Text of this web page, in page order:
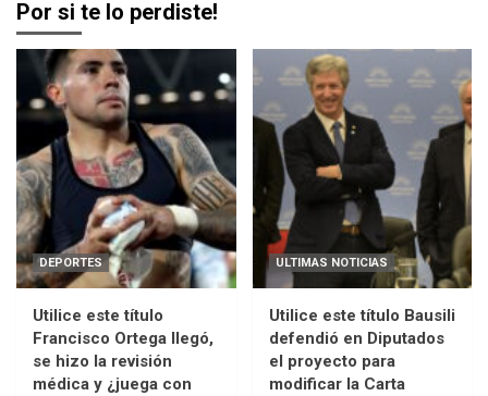
Por si te lo perdiste!
DEPORTES
Utilice este título
Francisco Ortega llegó,
se hizo la revisión
médica y ¿juega con
ULTIMAS NOTICIAS
Utilice este título Bausili
defendió en Diputados
el proyecto para
modificar la Carta